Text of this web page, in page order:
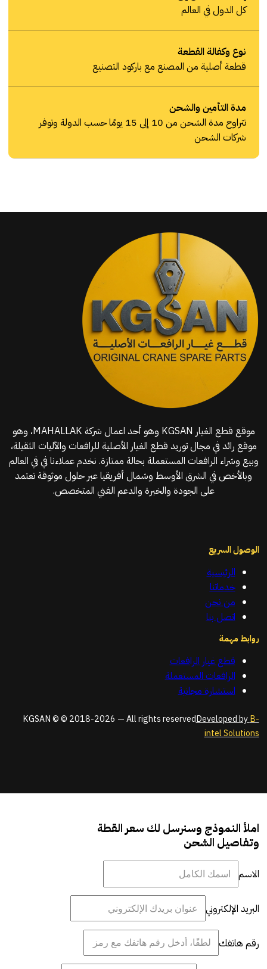
كل الدول في العالم
نوع وكفالة القطعة
قطعة أصلية من المصنع مع باركود التصنيع
مدة التأمين والشحن
تتراوح مدة الشحن من 10 إلى 15 يومًا حسب الدولة وتوفر
شركات الشحن
موقع قطع الغيار KGSAN وهو أحد اعمال شركة MAHALLAK، وهو
موقع رائد في مجال توريد قطع الغيار الأصلية للرافعات والآليات الثقيلة،
وبيع وشراء الرافعات المستعملة بحالة ممتازة. نخدم عملاءنا في في العالم
وبالأخص في الشرق الأوسط وشمال أفريقيا عبر حلول موثوقة تعتمد
على الجودة والخبرة والدعم الفني المتخصص.
الوصول السريع
الرئيسية
خدماتنا
من نحن
اتصل بنا
روابط مهمة
قطع غيار الرافعات
الرافعات المستعملة
استشارة مجانية
KGSAN © © 2018-2026 — All rights reservedDeveloped byB-
intel Solutions
املأ النموذج وسنرسل لك سعر القطة
وتفاصيل الشحن
الاسم
البريد الإلكتروني
رقم هاتفك